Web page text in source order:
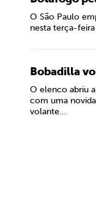
O São Paulo
nesta terça-
Bobadilla
O elenco abriu
com uma
volante...